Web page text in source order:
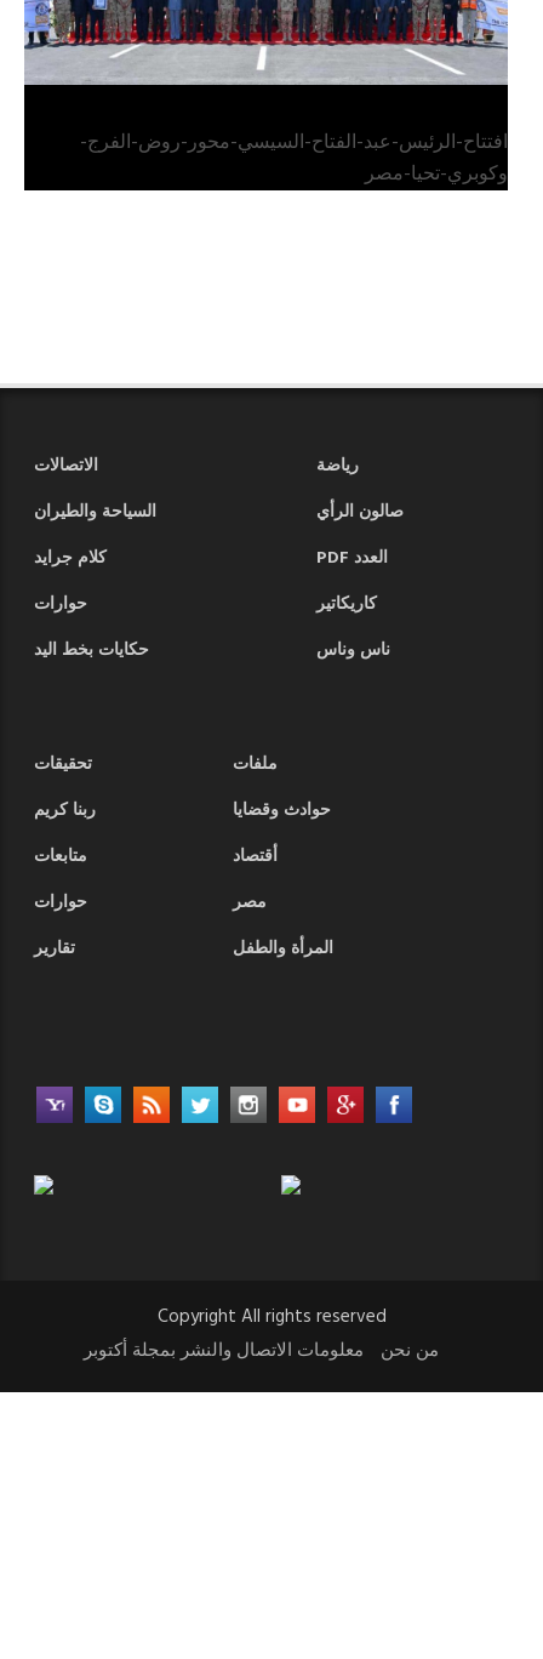
افتتاح-الرئيس-عبد-الفتاح-السيسي-محور-روض-الفرج-
وكوبري-تحيا-مصر
رياضة
الاتصالات
صالون الرأي
السياحة والطيران
العدد PDF
كلام جرايد
كاريكاتير
حوارات
ناس وناس
حكايات بخط اليد
ملفات
تحقيقات
حوادث وقضايا
ربنا كريم
أقتصاد
متابعات
مصر
حوارات
المرأة والطفل
تقارير
Copyright All rights reserved
من نحن
معلومات الاتصال والنشر بمجلة أكتوبر